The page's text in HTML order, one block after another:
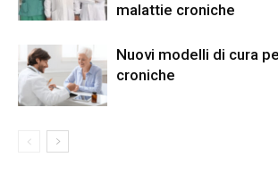
malattie croniche
Nuovi modelli di cura
croniche